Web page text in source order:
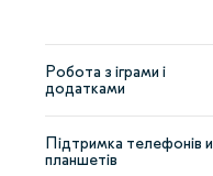
Робота з іграми і
додатками
Підтримка телефонів и
планшетів